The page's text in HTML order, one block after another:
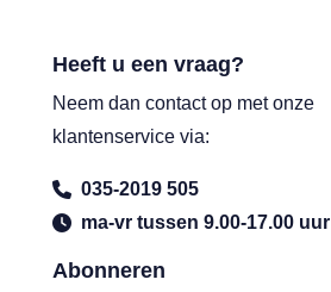
Abonneren
Heeft u een vraag?
Neem dan contact op met onze
klantenservice via:
035-2019 505
ma-vr tussen 9.00-17.00 uur